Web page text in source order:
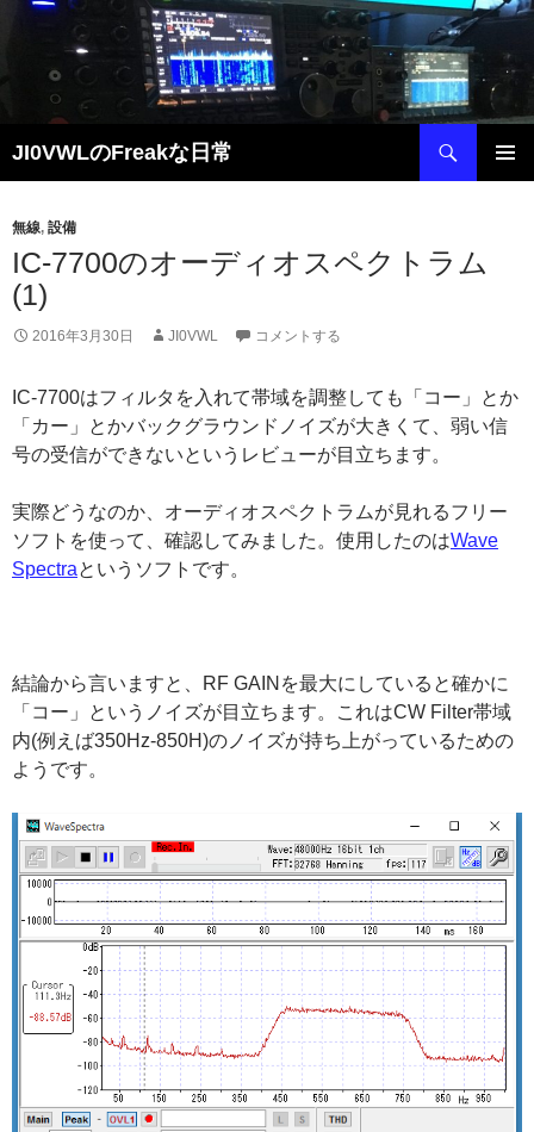
へ
ス
ッ
プ
JI0VWLのFreakな日常
索
無線, 設備
IC-7700のオーディオスペクトラム
(1)
2016年3月30日 JI0VWL コメントする
IC-7700はフィルタを入れて帯域を調整しても「コー」とか
「カー」とかバックグラウンドノイズが大きくて、弱い信
号の受信ができないというレビューが目立ちます。
実際どうなのか、オーディオスペクトラムが見れるフリー
ソフトを使って、確認してみました。使用したのはWave
Spectraというソフトです。
結論から言いますと、RF GAINを最大にしていると確かに
「コー」というノイズが目立ちます。これはCW Filter帯域
内(例えば350Hz-850H)のノイズが持ち上がっているための
ようです。